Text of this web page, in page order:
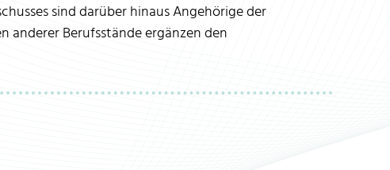
sind darüber hinaus Angehörige der
anderer Berufsstände ergänzen den